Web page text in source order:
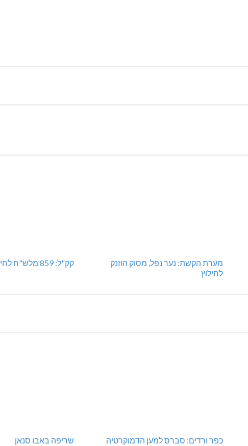
מערת הקשת: נער נפל, מסוק הוזנק
לחילוץ
קק"ל: 859 מלש"ח לחיזוק ופיתוח הצפון
כפר ורדים: סברס למען הדמוקרטיה שריפה באבו סנאן